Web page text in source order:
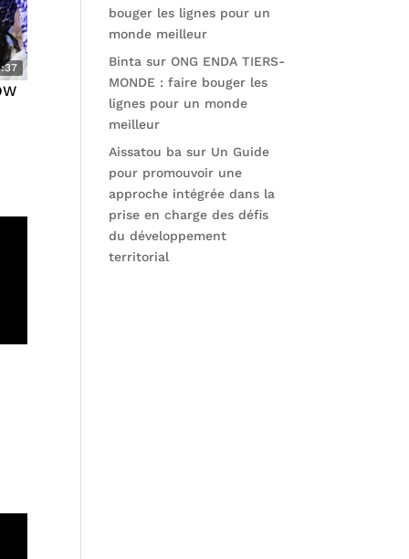
bouger les lignes pour un
monde meilleur
Binta sur ONG ENDA TIERS-
MONDE : faire bouger les
lignes pour un monde
meilleur
Aissatou ba sur Un Guide
pour promouvoir une
approche intégrée dans la
prise en charge des défis
du développement
territorial